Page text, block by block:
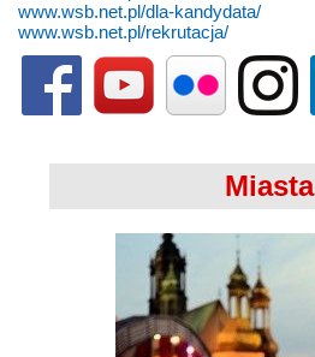
www.wsb.net.pl/dla-kandydata/
www.wsb.net.pl/rekrutacja/
Miasta